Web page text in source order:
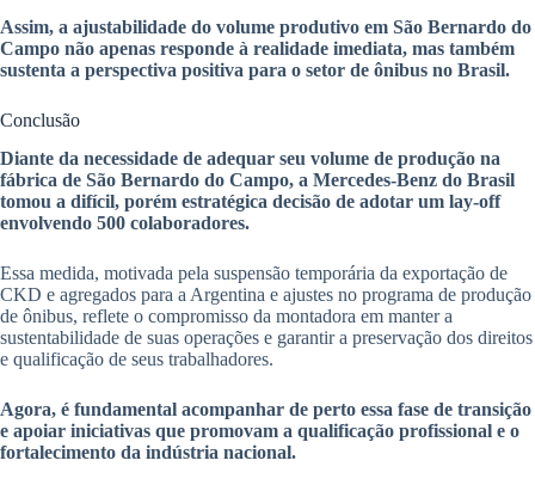
Assim, a ajustabilidade do volume produtivo em São Bernardo do
Campo não apenas responde à realidade imediata, mas também
sustenta a perspectiva positiva para o setor de ônibus no Brasil.
Conclusão
Diante da necessidade de adequar seu volume de produção na
fábrica de São Bernardo do Campo, a Mercedes-Benz do Brasil
tomou a difícil, porém estratégica decisão de adotar um lay-off
envolvendo 500 colaboradores.
Essa medida, motivada pela suspensão temporária da exportação de
CKD e agregados para a Argentina e ajustes no programa de produção
de ônibus, reflete o compromisso da montadora em manter a
sustentabilidade de suas operações e garantir a preservação dos direitos
e qualificação de seus trabalhadores.
Agora, é fundamental acompanhar de perto essa fase de transição
e apoiar iniciativas que promovam a qualificação profissional e o
fortalecimento da indústria nacional.